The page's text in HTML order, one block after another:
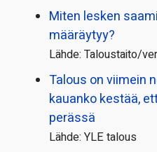
Miten lesken
määräytyy?
Lähde: Taloustaito/
Talous on viimein
kauanko kestää,
perässä
Lähde: YLE talous